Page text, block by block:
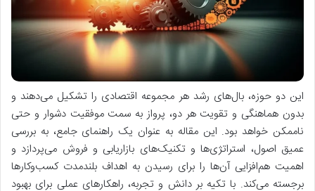
این دو حوزه، بال‌های رشد هر مجموعه اقتصادی را تشکیل می‌دهند و
بدون هماهنگی و تقویت هر دو، پرواز به سمت موفقیت دشوار و حتی
ناممکن خواهد بود. این مقاله به عنوان یک راهنمای جامع، به بررسی
عمیق اصول، استراتژی‌ها و تکنیک‌های بازاریابی و فروش می‌پردازد و
اهمیت هم‌افزایی آن‌ها را برای رسیدن به اهداف بلندمدت کسب‌وکارها
برجسته می‌کند. با تکیه بر دانش و تجربه، راهکارهای عملی برای بهبود